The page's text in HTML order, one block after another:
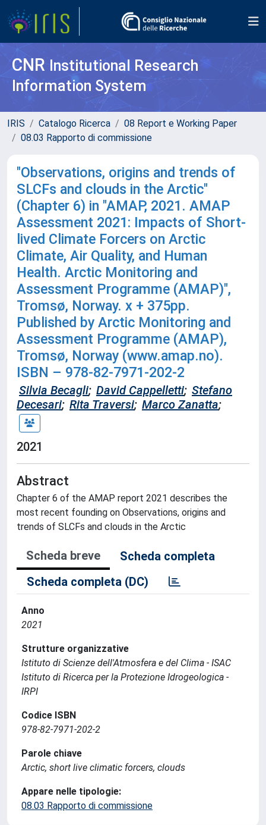
CNR Institutional Research
Information System
IRIS Catalogo Ricerca
08 Report e Working Paper
08.03 Rapporto di commissione
"Observations, origins and trends of
SLCFs and clouds in the Arctic"
(Chapter 6) in "AMAP, 2021. AMAP
Assessment 2021: Impacts of Short-
lived Climate Forcers on Arctic
Climate, Air Quality, and Human
Health. Arctic Monitoring and
Assessment Programme (AMAP)",
Tromsø, Norway. x + 375pp.
Published by Arctic Monitoring and
Assessment Programme (AMAP),
Tromsø, Norway (www.amap.no).
ISBN – 978-82-7971-202-2
Silvia Becagli; David Cappelletti; Stefano
Decesari; Rita Traversi; Marco Zanatta;
2021
Abstract
Chapter 6 of the AMAP report 2021 describes the
most recent founding on Observations, origins and
trends of SLCFs and clouds in the Arctic
Scheda breve
Scheda completa
Scheda completa (DC)
Anno
2021
Strutture organizzative
Istituto di Scienze dell'Atmosfera e del Clima - ISAC
Istituto di Ricerca per la Protezione Idrogeologica -
IRPI
Codice ISBN
978-82-7971-202-2
Parole chiave
Arctic, short live climatic forcers, clouds
Appare nelle tipologie:
08.03 Rapporto di commissione